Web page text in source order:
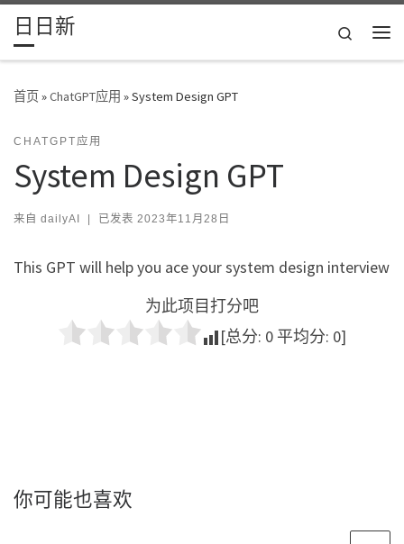
Skip to content
日日新
Search
首页»ChatGPT应用 »System Design GPT
CHATGPT应用
System Design GPT
来自 dailyAI | 已发表 2023年11月28日
This GPT will help you ace your system design interview
为此项目打分吧
[总分: 0 平均分: 0]
你可能也喜欢